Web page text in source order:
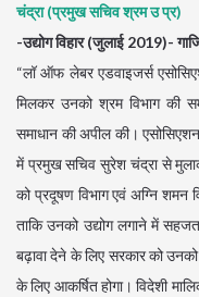
चंद्रा (प्रमुख सचिव श्रम उ प्र)
-उद्योग विहार (जुलाई 2019)-
“लॉ ऑफ लेबर एडवाइजर्स
मिलकर उनको श्रम विभाग
समाधान की अपील की।
में प्रमुख सचिव सुरेश चंद्रा से
को प्रदूषण विभाग एवं अग्नि
ताकि उनको उद्योग लगाने में
बढ़ावा देने के लिए सरकार को
के लिए आकर्षित होगा। विदेशी